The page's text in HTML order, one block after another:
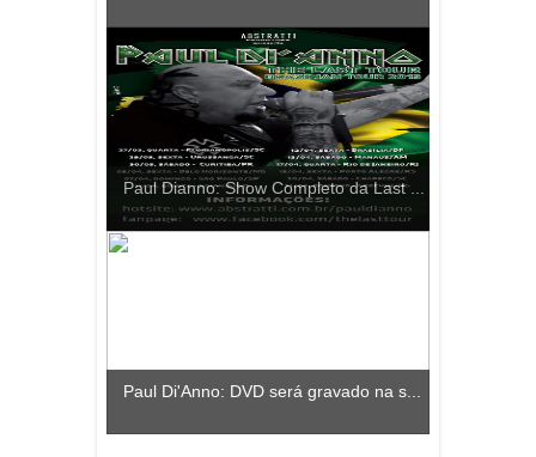
Paul Dianno: Show Completo da Last ...
Paul Di'Anno: DVD será gravado na s...